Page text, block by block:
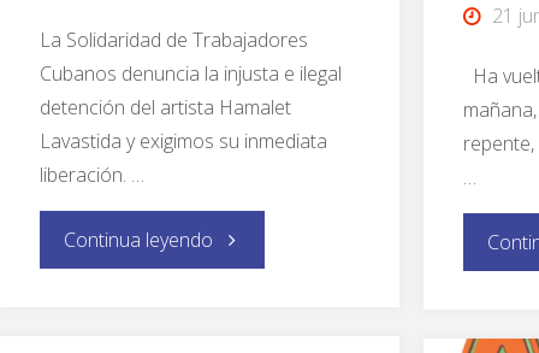
La Solidaridad de Trabajadores
Cubanos denuncia la injusta e ilegal
detención del artista Hamalet
Lavastida y exigimos su inmediata
liberación. …
Continua leyendo
21
Ha
…